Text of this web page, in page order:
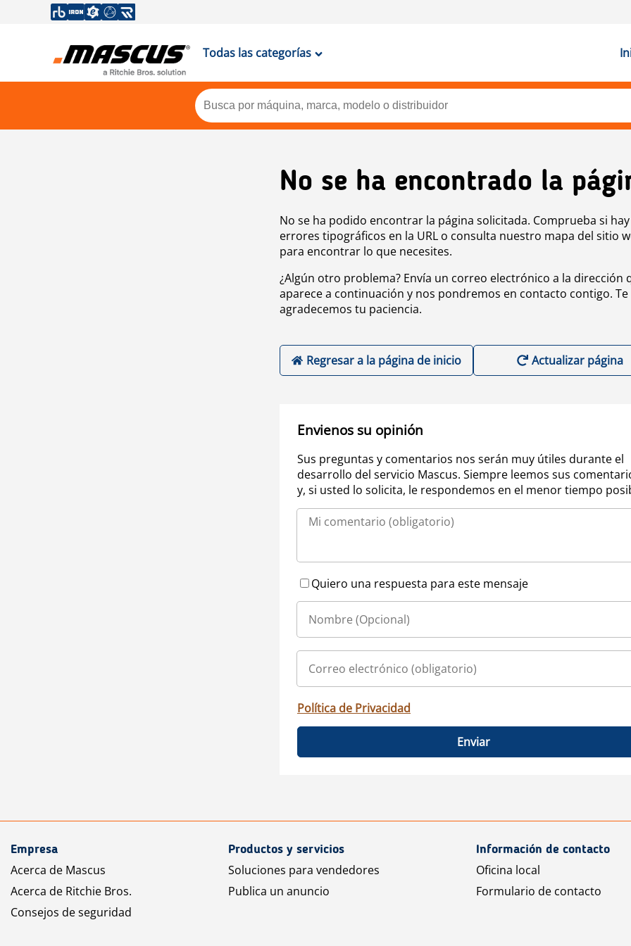
Todas las categorías
No se ha encontrado la
No se ha podido encontrar la página solicitada. Comprueba si hay
errores tipográficos en la URL o consulta nuestro mapa del sitio
para encontrar lo que necesites.
¿Algún otro problema? Envía un correo electrónico a la dirección
aparece a continuación y nos pondremos en contacto contigo. Te
agradecemos tu paciencia.
Regresar a la página de inicio Actualizar página
Envienos su opinión
Sus preguntas y comentarios nos serán muy útiles durante el
desarrollo del servicio Mascus. Siempre leemos sus
y, si usted lo solicita, le respondemos en el menor tiempo
Quiero una respuesta para este mensaje
Política de Privacidad
Enviar
Empresa
Acerca de Mascus
Acerca de Ritchie Bros.
Consejos de seguridad
Productos y servicios
Soluciones para vendedores
Publica un anuncio
Información de contacto
Oficina local
Formulario de contacto